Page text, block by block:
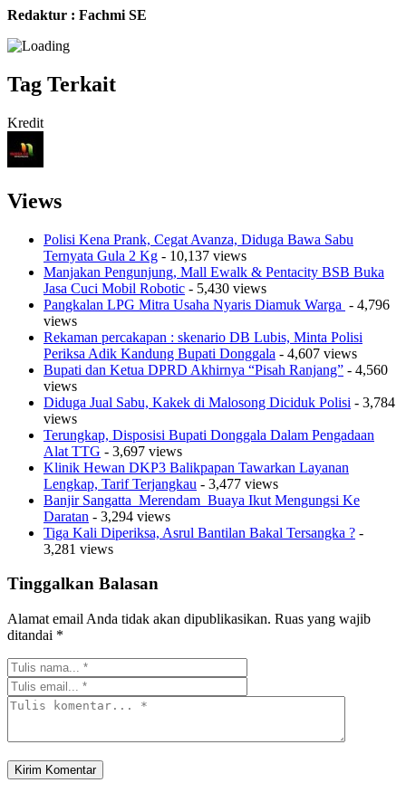
Redaktur : Fachmi SE
Tag Terkait
Kredit
Views
Polisi Kena Prank, Cegat Avanza, Diduga Bawa Sabu
Ternyata Gula 2 Kg - 10,137 views
Manjakan Pengunjung, Mall Ewalk & Pentacity BSB Buka
Jasa Cuci Mobil Robotic - 5,430 views
Pangkalan LPG Mitra Usaha Nyaris Diamuk Warga - 4,796
views
Rekaman percakapan : skenario DB Lubis, Minta Polisi
Periksa Adik Kandung Bupati Donggala - 4,607 views
Bupati dan Ketua DPRD Akhirnya “Pisah Ranjang” - 4,560
views
Diduga Jual Sabu, Kakek di Malosong Diciduk Polisi - 3,784
views
Terungkap, Disposisi Bupati Donggala Dalam Pengadaan
Alat TTG - 3,697 views
Klinik Hewan DKP3 Balikpapan Tawarkan Layanan
Lengkap, Tarif Terjangkau - 3,477 views
Banjir Sangatta Merendam Buaya Ikut Mengungsi Ke
Daratan - 3,294 views
Tiga Kali Diperiksa, Asrul Bantilan Bakal Tersangka ? -
3,281 views
Tinggalkan Balasan
Alamat email Anda tidak akan dipublikasikan. Ruas yang wajib
ditandai *